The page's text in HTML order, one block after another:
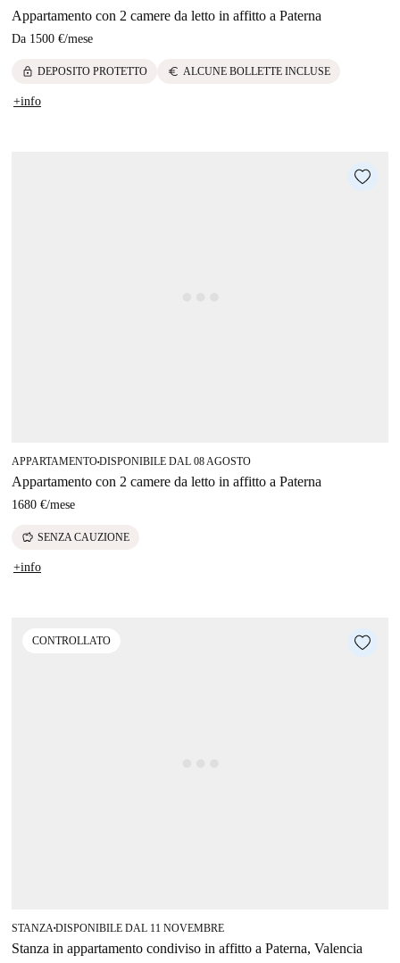
Appartamento con 2 camere da letto in affitto a Paterna
Da 1500 €/mese
lock DEPOSITO PROTETTO euro ALCUNE BOLLETTE INCLUSE
+info
APPARTAMENTO■DISPONIBILE DAL 08 AGOSTO
Appartamento con 2 camere da letto in affitto a Paterna
1680 €/mese
savings SENZA CAUZIONE
+info
CONTROLLATO
STANZA ■DISPONIBILE DAL 11 NOVEMBRE
Stanza in appartamento condiviso in affitto a Paterna, Valencia